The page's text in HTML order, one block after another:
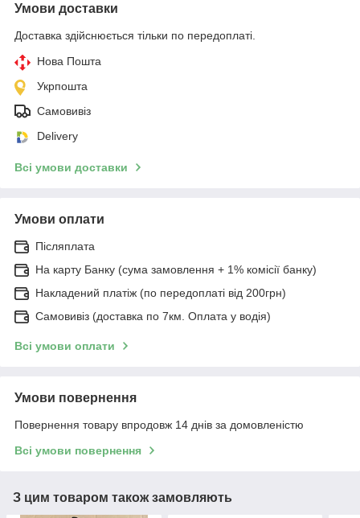
Умови доставки
Доставка здійснюється тільки по передоплаті.
Нова Пошта
Укрпошта
Самовивіз
Delivery
Всі умови доставки
Умови оплати
Післяплата
На карту Банку (сума замовлення + 1% комісії банку)
Накладений платіж (по передоплаті від 200грн)
Самовивіз (доставка по 7км. Оплата у водія)
Всі умови оплати
Умови повернення
Повернення товару впродовж 14 днів за домовленістю
Всі умови повернення
З цим товаром також замовляють